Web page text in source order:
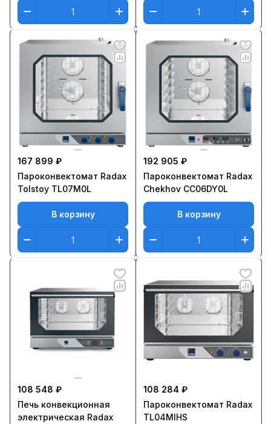
167 899 ₽
Пароконвектомат Radax
Tolstoy TL07M0L
В корзину
192 905 ₽
Пароконвектомат Radax
Chekhov CC06DY0L
В корзину
108 548 ₽
Печь конвекционная
электрическая Radax
108 284 ₽
Пароконвектомат Radax
TL04MIHS